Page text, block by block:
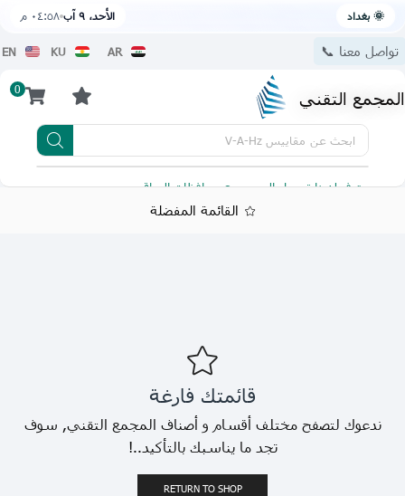
🌞 بغداد الأحد، ٩ آب ٠٤:٥٨ م
تواصل معنا 📞 AR
KU
EN
المجمع التقني 0
ابحث عن مقاييس V-A-Hz
يتوفر لدينا توصيل الى جميع محافظات العراق
القائمة المفضلة
قائمتك فارغة
ندعوك لتصفح مختلف أقسام و أصناف المجمع التقني, سوف
تجد ما يناسبك بالتأكيد..!
RETURN TO SHOP